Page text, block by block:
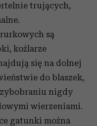
trujących,
są
koźlarze
się na dolnej
do blaszek,
nigdy
wierzeniami.
gatunki można